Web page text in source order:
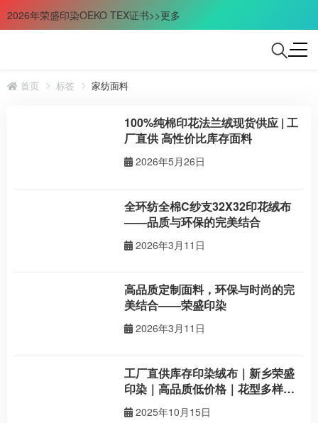
2026年荣盛印染OEKO TEX证书>>更多
首页 标签 家纺面料
100%纯棉印花法兰绒现货供应 | 工
厂直供 高性价比库存面料
2026年5月26日
全环纺全棉C纱支32X32印花绒布
——品质与环保的完美结合
2026年3月11日
高品质定制面料，环保与时尚的完
美结合——荣盛印染
2026年3月11日
工厂直供库存印染绒布｜新乡荣盛
印染｜高品质低价格｜花型多样现
货供应
2025年10月15日